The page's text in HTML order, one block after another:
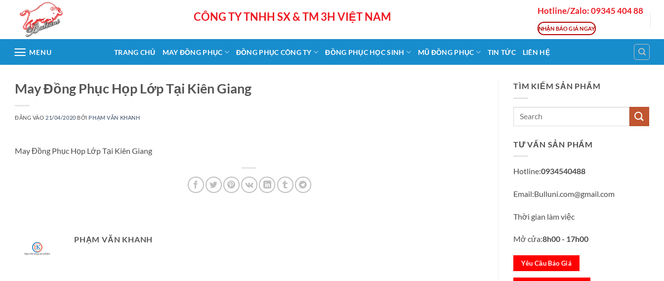
CÔNG TY TNHH SX & TM 3H VIỆT NAM Hotline/Zalo: 09345 404 88
NHẬN BÁO GIÁ NGAY
MENU TRANG CHỦ MAY ĐỒNG PHỤC ĐỒNG PHỤC CÔNG TY ĐỒNG PHỤC HỌC SINH MŨ ĐỒNG PHỤC TIN TỨC LIÊN HỆ
May Đồng Phục Họp Lớp Tại Kiên Giang
ĐĂNG VÀO 21/04/2020 BỞI PHẠM VĂN KHANH
May Đồng Phục Họp Lớp Tại Kiên Giang
PHẠM VĂN KHANH
TÌM KIẾM SẢN PHẨM
TƯ VẤN SẢN PHẨM
Hotline:0934540488
Email:Bulluni.com@gmail.com
Thời gian làm việc
Mở cửa:8h00 - 17h00
Yêu Cầu Báo Giá